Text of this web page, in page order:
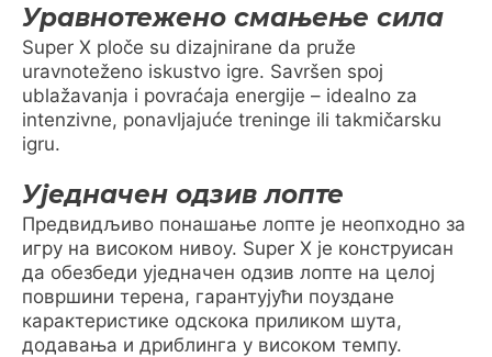
Уравнотежено смањење сила
Super X ploče su dizajnirane da pruže
uravnoteženo iskustvo igre. Savršen spoj
ublažavanja i povraćaja energije – idealno za
intenzivne, ponavljajuće treninge ili takmičarsku
igru.
Уједначен одзив лопте
Предвидљиво понашање лопте је неопходно за
игру на високом нивоу. Super X је конструисан
да обезбеди уједначен одзив лопте на целој
површини терена, гарантујући поуздане
карактеристике одскока приликом шута,
додавања и дриблинга у високом темпу.